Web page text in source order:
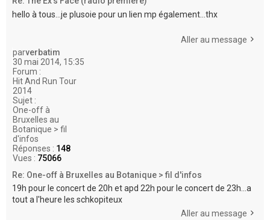
hello à tous...je plusoie pour un lien mp également...thx
Aller au message
parverbatim
30 mai 2014, 15:35
Forum :
Hit And Run Tour
2014
Sujet :
One-off à
Bruxelles au
Botanique > fil
d'infos
Réponses : 148
Vues : 75066
Re: One-off à Bruxelles au Botanique > fil d'infos
19h pour le concert de 20h et apd 22h pour le concert de 23h...a
tout a l'heure les schkopiteux
Aller au message